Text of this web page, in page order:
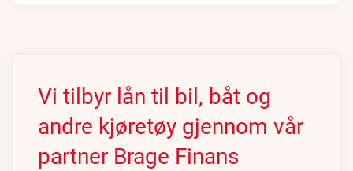
Vi tilbyr lån til bil, båt og
andre kjøretøy gjennom vår
partner Brage Finans